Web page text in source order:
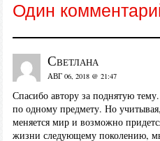
Один
Светлана
АВГ 06, 2018 @ 21:47
Спасибо автору за поднятую
по одному предмету. Но
меняется мир и возможно
жизни следующему поколению,